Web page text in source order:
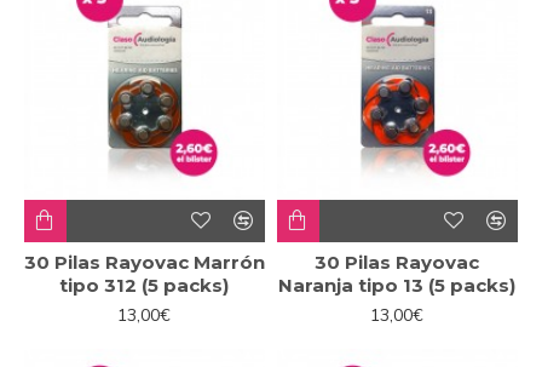
30 Pilas Rayovac Marrón
tipo 312 (5 packs)
13,00€
30 Pilas Rayovac
Naranja tipo 13 (5 packs)
13,00€